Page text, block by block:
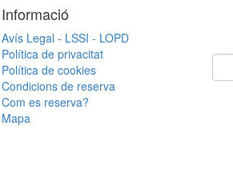
Informació
Avís Legal - LSSI - LOPD
Política de privacitat
Política de cookies
Condicions de reserva
Com es reserva?
Mapa